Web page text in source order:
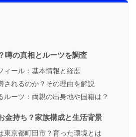
噂の真相とルーツを調査
ィール：基本情報と経歴
されるのか？その理由を解説
ルーツ：両親の出身地や国籍は？
金持ち？家族構成と生活背景
東京都町田市？育った環境とは